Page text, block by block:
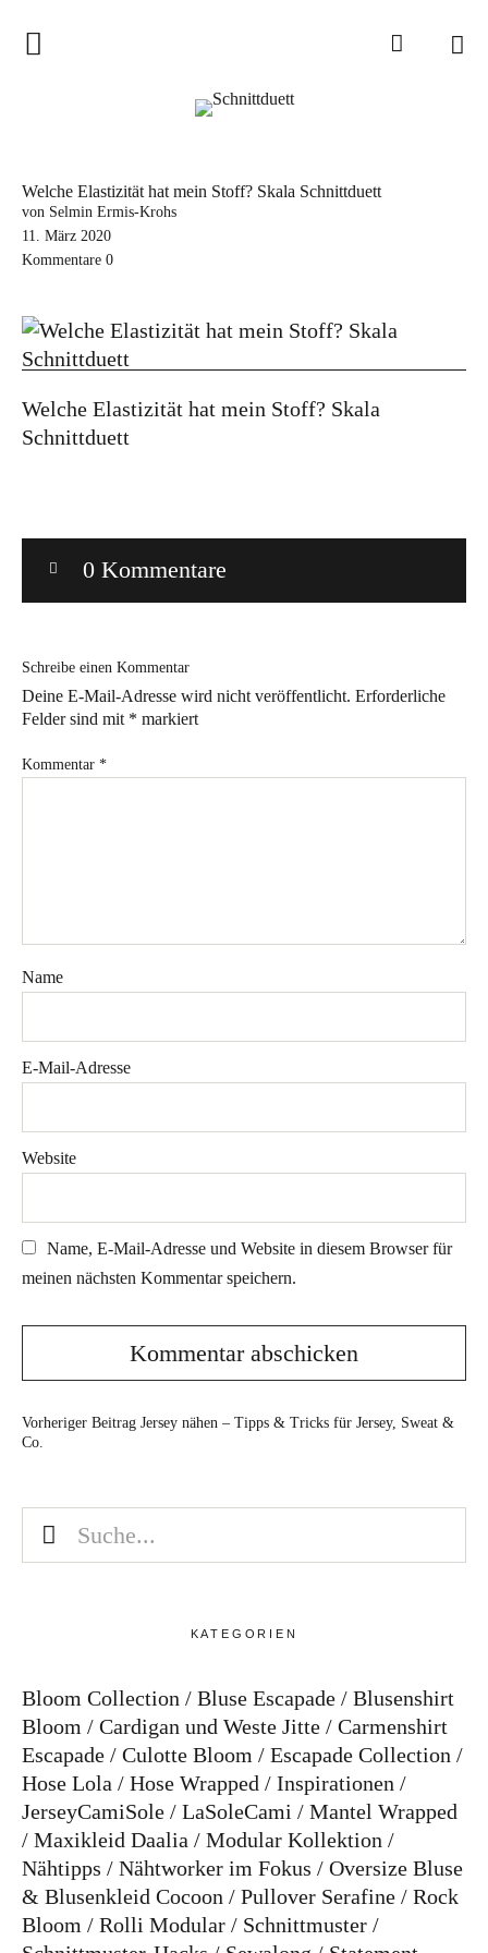
Home
Schnittduett Magazin
Tipps zur Schnittanpassung
Bye!
Instagram
&
Welche Elastizität hat mein Stoff? Skala Schnittduett
von Selmin Ermis-Krohs
11. März 2020
Kommentare 0
Welche Elastizität hat mein Stoff? Skala
Schnittduett
0 Kommentare
Schreibe einen Kommentar
Deine E-Mail-Adresse wird nicht veröffentlicht. Erforderliche
Felder sind mit * markiert
Kommentar *
Name
E-Mail-Adresse
Website
Name, E-Mail-Adresse und Website in diesem Browser für
meinen nächsten Kommentar speichern.
Vorheriger Beitrag Jersey nähen – Tipps & Tricks für Jersey, Sweat &
Co.
KATEGORIEN
Bloom Collection Bluse Escapade
Blusenshirt
Bloom
Cardigan und Weste Jitte
Carmenshirt
Escapade
Culotte Bloom
Escapade Collection
Hose Lola
Hose Wrapped
Inspirationen
JerseyCamiSole
LaSoleCami
Mantel Wrapped
Maxikleid Daalia
Modular Kollektion
Nähtipps
Nähtworker im Fokus
Oversize Bluse
& Blusenkleid Cocoon
Pullover Serafine
Rock
Bloom
Rolli Modular
Schnittmuster